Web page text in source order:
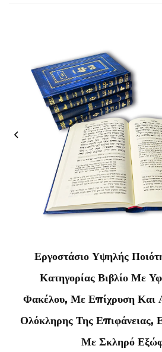
Εργοστάσιο Υψηλής
Κατηγορίας Βιβλίο Με
Φακέλου, Με Επίχρυση Και
Ολόκληρης Της Επιφάνειας,
Με Σκληρό